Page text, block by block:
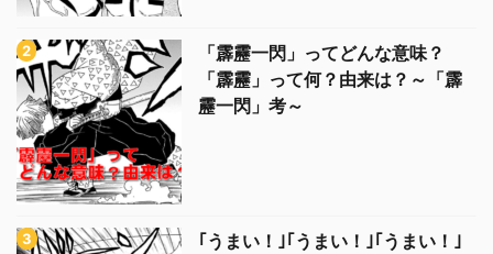
「霹靂一閃」ってどんな意味？
「霹靂」って何？由来は？～「霹
靂一閃」考～
｢うまい！｣｢うまい！｣｢うまい！｣